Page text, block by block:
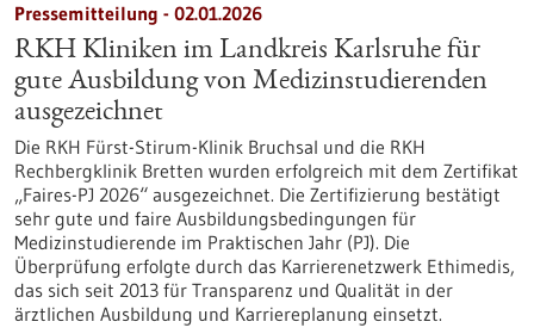
Pressemitteilung - 02.01.2026
RKH Kliniken im Landkreis Karlsruhe für
gute Ausbildung von Medizinstudierenden
ausgezeichnet
Die RKH Fürst-Stirum-Klinik Bruchsal und die RKH
Rechbergklinik Bretten wurden erfolgreich mit dem Zertifikat
„Faires-PJ 2026“ ausgezeichnet. Die Zertifizierung bestätigt
sehr gute und faire Ausbildungsbedingungen für
Medizinstudierende im Praktischen Jahr (PJ). Die
Überprüfung erfolgte durch das Karrierenetzwerk Ethimedis,
das sich seit 2013 für Transparenz und Qualität in der
ärztlichen Ausbildung und Karriereplanung einsetzt.